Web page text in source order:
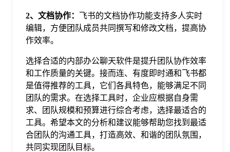
2、文档协作： 飞书的文档协作功能支持多人实时
编辑，方便团队成员共同撰写和修改文档，提高协
作效率。
选择合适的内部办公聊天软件是提升团队协作效率
和工作质量的关键。接而连、有度即时通和飞书都
是值得推荐的工具，它们各具特色，能够满足不同
团队的需求。在选择工具时，企业应根据自身需
求、团队规模和预算进行综合考虑，选择最适合的
工具。希望本文的分析和建议能够帮助您找到最适
合团队的沟通工具，打造高效、和谐的团队氛围，
共同实现团队目标。